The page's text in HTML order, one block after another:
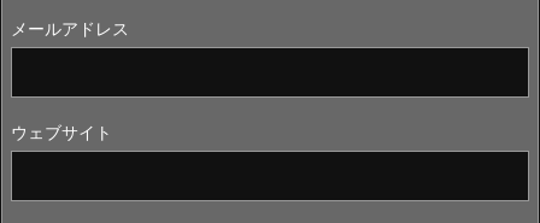
メールアドレス
ウェブサイト